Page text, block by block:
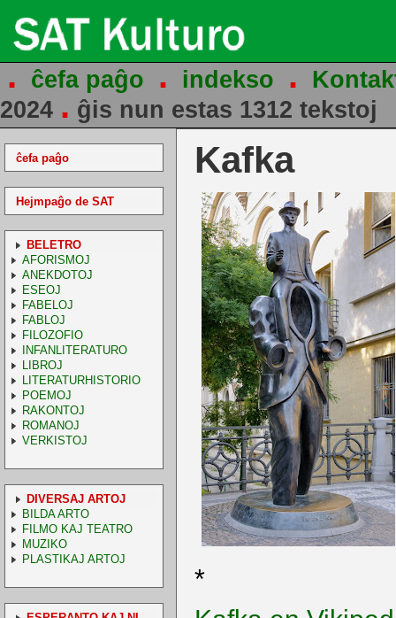
. ĉefa paĝo . indekso .
2024 . ĝis nun estas 1312 tekstoj
ĉefa paĝo
Hejmpaĝo de SAT
BELETRO
AFORISMOJ
ANEKDOTOJ
ESEOJ
FABELOJ
FABLOJ
FILOZOFIO
INFANLITERATURO
LIBROJ
LITERATURHISTORIO
POEMOJ
RAKONTOJ
ROMANOJ
VERKISTOJ
DIVERSAJ ARTOJ
BILDA ARTO
FILMO KAJ TEATRO
MUZIKO
PLASTIKAJ ARTOJ
Kafka
*